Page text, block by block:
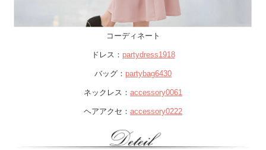
コーディネート
ドレス： partydress1918
バッグ： partybag6430
ネックレス： accessory0061
ヘアアクセ： accessory0222